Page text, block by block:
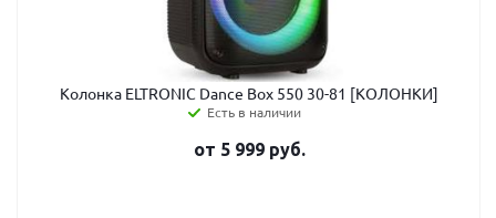
Колонка ELTRONIC Dance Box 550 30-81 [КОЛОНКИ]
Есть в наличии
от 5 999руб.